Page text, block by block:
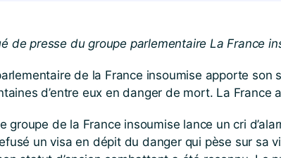
de presse du groupe parlementaire La France
de la France insoumise apporte
d’entre eux en danger de mort. La
groupe de la France insoumise lance un cri
un visa en dépit du danger qui pèse sur sa